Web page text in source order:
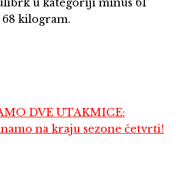
u kategoriji minus 61
kilogram.
DVE UTAKMICE:
na kraju sezone četvrti!